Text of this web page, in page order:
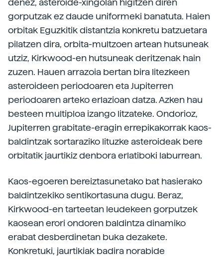
denez, asteroide-xingolan higitzen diren
gorputzak ez daude uniformeki banatuta. Haien
orbitak Eguzkitik distantzia konkretu batzuetara
pilatzen dira, orbita-multzoen artean hutsuneak
utziz, Kirkwood-en hutsuneak deritzenak hain
zuzen. Hauen arrazoia bertan bira litezkeen
asteroideen periodoaren eta Jupiterren
periodoaren arteko erlazioan datza. Azken hau
besteen multiploa izango litzateke. Ondorioz,
Jupiterren grabitate-eragin errepikakorrak kaos-
baldintzak sortaraziko lituzke asteroideak bere
orbitatik jaurtikiz denbora erlatiboki laburrean.
Kaos-egoeren bereiztasunetako bat hasierako
baldintzekiko sentikortasuna dugu. Beraz,
Kirkwood-en tarteetan leudekeen gorputzek
kaosean erori ondoren baldintza dinamiko
erabat desberdinetan buka dezakete.
Konkretuki, jaurtikiak badira norabide